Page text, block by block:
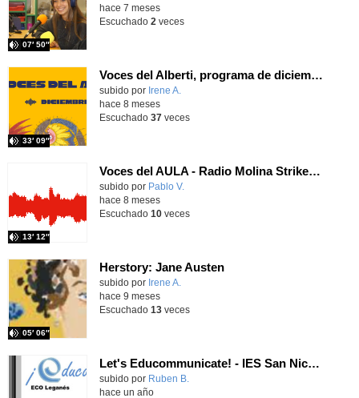
07′ 50″
hace 7 meses
Escuchado 2 veces
Voces del Alberti, programa de diciembre de 2025
Contenido educativo.
subido por Irene A.
33′ 09″
hace 8 meses
Escuchado 37veces
Voces del AULA - Radio Molina Strikes Back! 1x01 - Teoría celular, el castillo de Trujillo and English interview
Contenido educativo.
subido por Pablo V.
13′ 12″
hace 8 meses
Escuchado 10veces
Herstory: Jane Austen
Contenido educativo.
subido por Irene A.
05′ 06″
hace 9 meses
Escuchado 13veces
Let's Educommunicate! - IES San Nicasio - 4th CSE B
Contenido educativo.
subido por Ruben B.
hace un año